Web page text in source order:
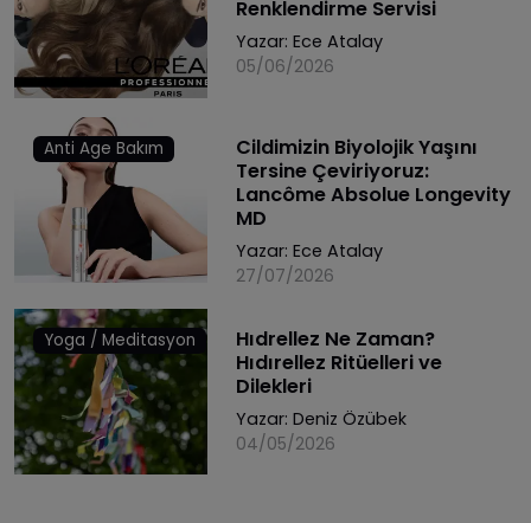
Renklendirme Servisi
Yazar: Ece Atalay
05/06/2026
Anti Age Bakım
Cildimizin Biyolojik Yaşını
Tersine Çeviriyoruz:
Lancôme Absolue Longevity
MD
Yazar: Ece Atalay
27/07/2026
Yoga / Meditasyon
Hıdrellez Ne Zaman?
Hıdırellez Ritüelleri ve
Dilekleri
Yazar: Deniz Özübek
04/05/2026